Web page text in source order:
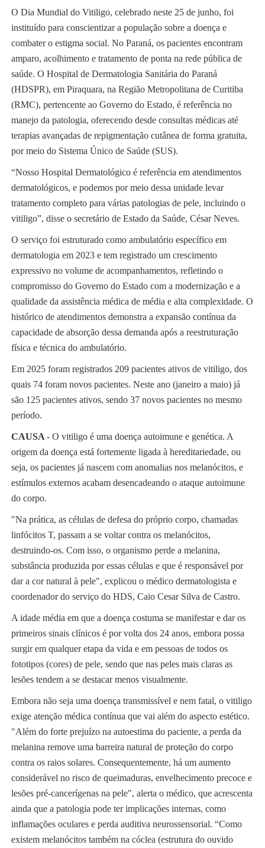
O Dia Mundial do Vitiligo, celebrado neste 25 de junho, foi
instituído para conscientizar a população sobre a doença e
combater o estigma social. No Paraná, os pacientes encontram
amparo, acolhimento e tratamento de ponta na rede pública de
saúde. O Hospital de Dermatologia Sanitária do Paraná
(HDSPR), em Piraquara, na Região Metropolitana de Curitiba
(RMC), pertencente ao Governo do Estado, é referência no
manejo da patologia, oferecendo desde consultas médicas até
terapias avançadas de repigmentação cutânea de forma gratuita,
por meio do Sistema Único de Saúde (SUS).
“Nosso Hospital Dermatológico é referência em atendimentos
dermatológicos, e podemos por meio dessa unidade levar
tratamento completo para várias patologias de pele, incluindo o
vitiligo”, disse o secretário de Estado da Saúde, César Neves.
O serviço foi estruturado como ambulatório específico em
dermatologia em 2023 e tem registrado um crescimento
expressivo no volume de acompanhamentos, refletindo o
compromisso do Governo do Estado com a modernização e a
qualidade da assistência médica de média e alta complexidade. O
histórico de atendimentos demonstra a expansão contínua da
capacidade de absorção dessa demanda após a reestruturação
física e técnica do ambulatório.
Em 2025 foram registrados 209 pacientes ativos de vitiligo, dos
quais 74 foram novos pacientes. Neste ano (janeiro a maio) já
são 125 pacientes ativos, sendo 37 novos pacientes no mesmo
período.
CAUSA - O vitiligo é uma doença autoimune e genética. A
origem da doença está fortemente ligada à hereditariedade, ou
seja, os pacientes já nascem com anomalias nos melanócitos, e
estímulos externos acabam desencadeando o ataque autoimune
do corpo.
"Na prática, as células de defesa do próprio corpo, chamadas
linfócitos T, passam a se voltar contra os melanócitos,
destruindo-os. Com isso, o organismo perde a melanina,
substância produzida por essas células e que é responsável por
dar a cor natural à pele", explicou o médico dermatologista e
coordenador do serviço do HDS, Caio Cesar Silva de Castro.
A idade média em que a doença costuma se manifestar e dar os
primeiros sinais clínicos é por volta dos 24 anos, embora possa
surgir em qualquer etapa da vida e em pessoas de todos os
fototipos (cores) de pele, sendo que nas peles mais claras as
lesões tendem a se destacar menos visualmente.
Embora não seja uma doença transmissível e nem fatal, o vitiligo
exige atenção médica contínua que vai além do aspecto estético.
"Além do forte prejuízo na autoestima do paciente, a perda da
melanina remove uma barreira natural de proteção do corpo
contra os raios solares. Consequentemente, há um aumento
considerável no risco de queimaduras, envelhecimento precoce e
lesões pré-cancerígenas na pele", alerta o médico, que acrescenta
ainda que a patologia pode ter implicações internas, como
inflamações oculares e perda auditiva neurossensorial. “Como
existem melanócitos também na cóclea (estrutura do ouvido